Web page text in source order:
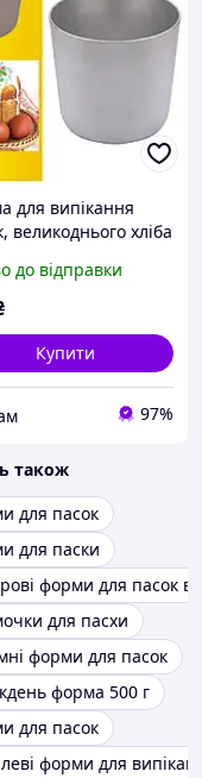
для випікання
великоднього хліба
до відправки
Купити
97%
також
для пасок
для паски
форми для пасок
для пасхи
форми для пасок
форма 500 г
для пасок
форми для